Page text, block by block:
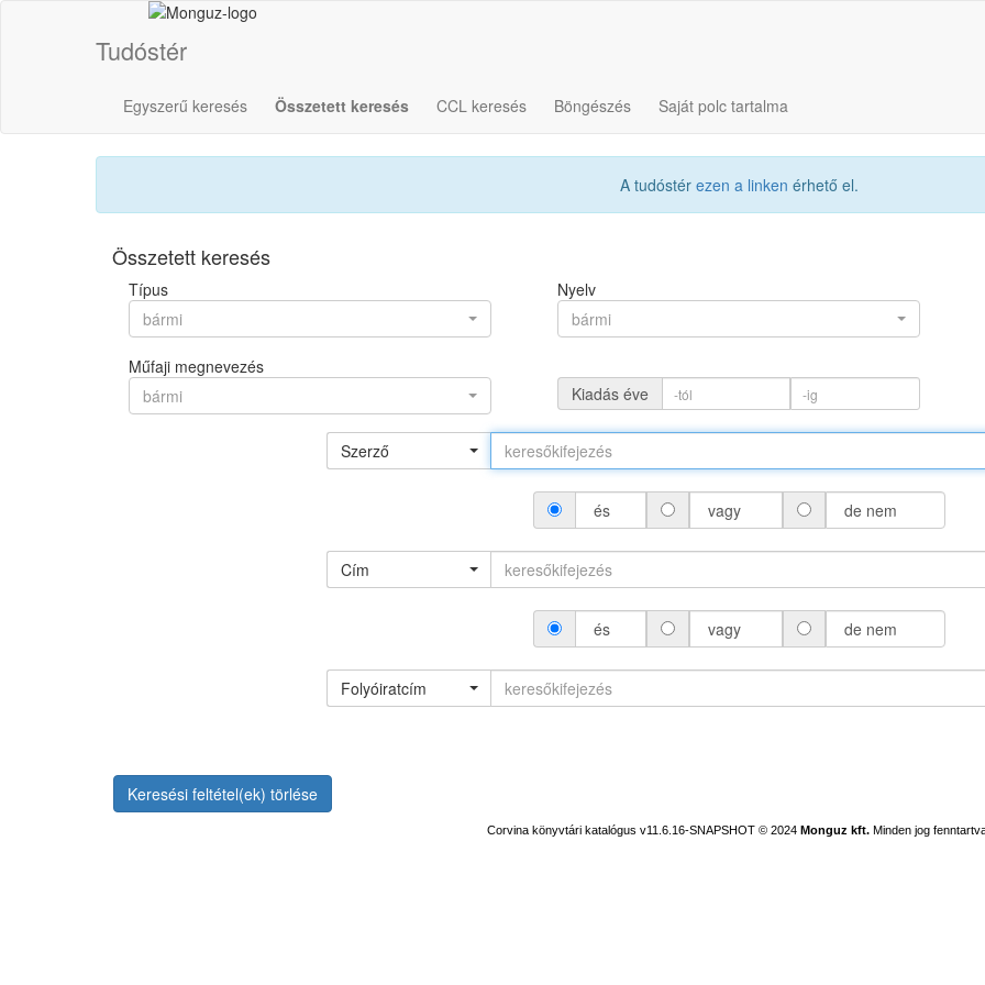
Tudóstér
Egyszerű keresés Összetett keresés CCL keresés Böngészés Saját polc tartalma
A tudóstér ezen a linken érhető el.
Összetett keresés
Típus
bármi
Nyelv
bármi
Műfaji megnevezés
bármi
Kiadás éve
Szerző
és vagy de nem
Cím
és vagy de nem
Folyóiratcím
Keresési feltétel(ek) törlése
Corvina könyvtári katalógus v11.6.16-SNAPSHOT © 2024 Monguz kft. Minden jog